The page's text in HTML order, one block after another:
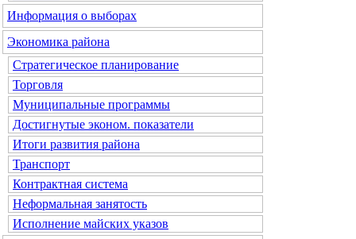
Информация о выборах
Экономика района
Стратегическое планирование
Торговля
Муниципальные программы
Достигнутые эконом. показатели
Итоги развития района
Транспорт
Контрактная система
Неформальная занятость
Исполнение майских указов